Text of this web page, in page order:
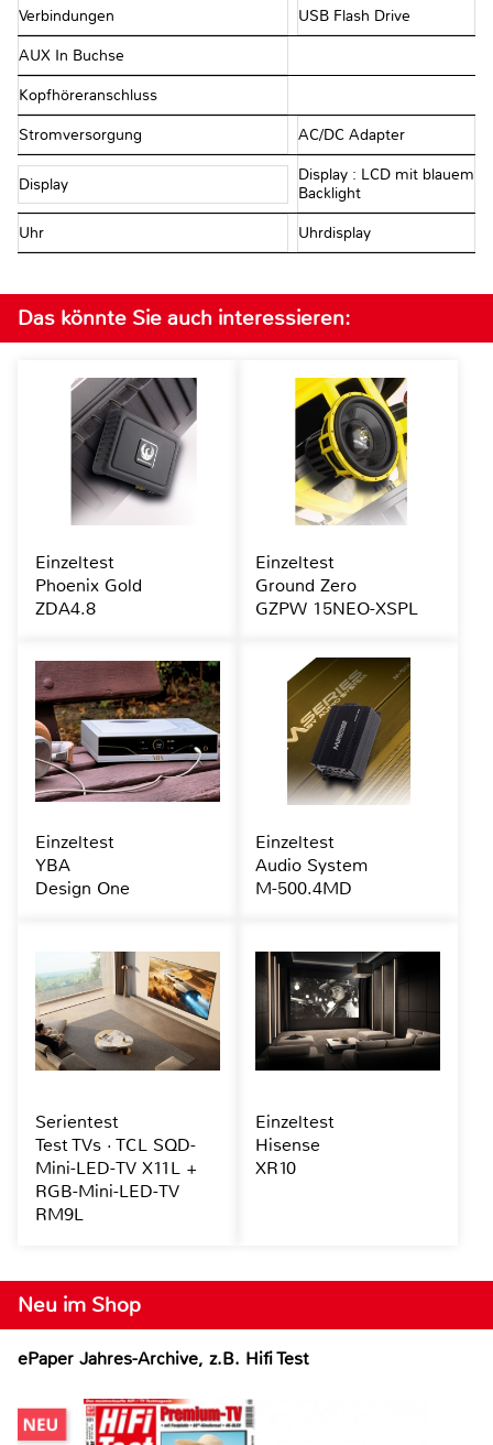
Verbindungen USB Flash Drive
AUX In Buchse
Kopfhöreranschluss
Stromversorgung AC/DC Adapter
Display
Display : LCD mit blauem
Backlight
Uhr Uhrdisplay
Neu im Shop
ePaper Jahres-Archive, z.B. Hifi Test
Das könnte Sie auch interessieren:
Einzeltest
Phoenix Gold
ZDA4.8
Einzeltest
Ground Zero
GZPW 15NEO-XSPL
Einzeltest
YBA
Design One
Einzeltest
Audio System
M-500.4MD
Serientest
Test TVs · TCL SQD-
Mini-LED-TV X11L +
RGB-Mini-LED-TV
RM9L
Einzeltest
Hisense
XR10